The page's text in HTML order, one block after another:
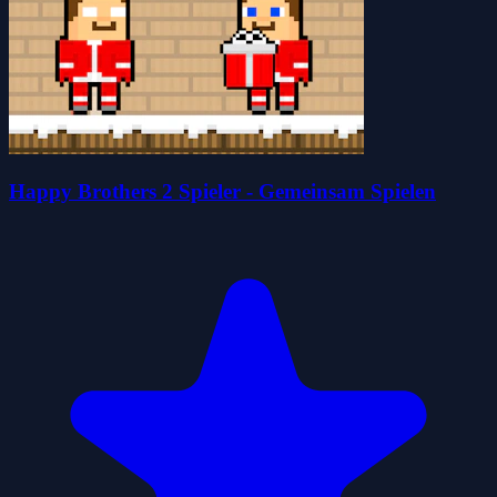
Happy Brothers 2 Spieler - Gemeinsam Spielen